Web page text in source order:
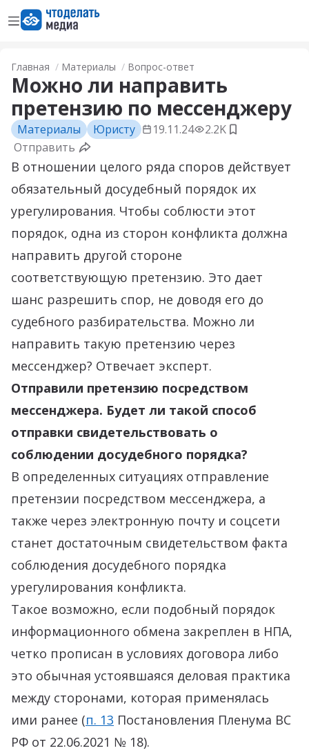
Открыть менюПерейти на главную страницу
Главная Материалы Вопрос-ответ
Можно ли направить
претензию по мессенджеру
Материалы Юристу 19.11.24 2.2K Добавить в
Отправить
В отношении целого ряда споров действует
обязательный досудебный порядок их
урегулирования. Чтобы соблюсти этот
порядок, одна из сторон конфликта должна
направить другой стороне
соответствующую претензию. Это дает
шанс разрешить спор, не доводя его до
судебного разбирательства. Можно ли
направить такую претензию через
мессенджер? Отвечает эксперт.
Отправили претензию посредством
мессенджера. Будет ли такой способ
отправки свидетельствовать о
соблюдении досудебного порядка?
В определенных ситуациях отправление
претензии посредством мессенджера, а
также через электронную почту и соцсети
станет достаточным свидетельством факта
соблюдения досудебного порядка
урегулирования конфликта.
Такое возможно, если подобный порядок
информационного обмена закреплен в НПА,
четко прописан в условиях договора либо
это обычная устоявшаяся деловая практика
между сторонами, которая применялась
ими ранее (п. 13 Постановления Пленума ВС
РФ от 22.06.2021 № 18).